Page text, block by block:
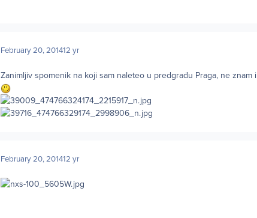
February 20, 201412 yr
Zanimljiv spomenik na koji sam naleteo u predgrađu Praga, ne
February 20, 201412 yr